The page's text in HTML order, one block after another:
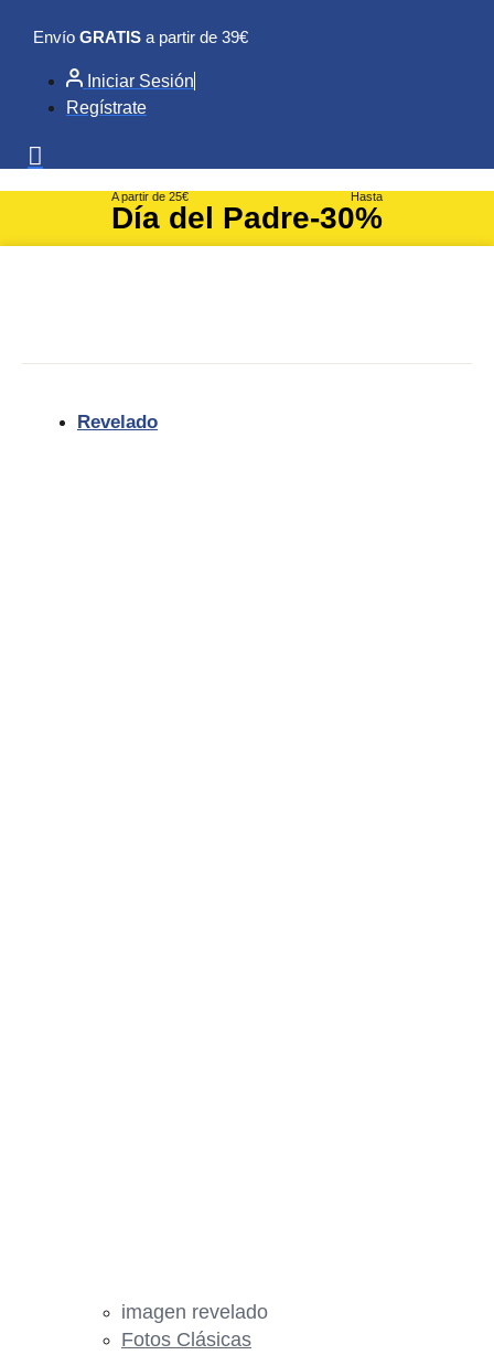
contenido
Envío GRATIS a partir de 39€
Iniciar Sesión
Regístrate
A partir de 25€
Día del Padre
Hasta
-30%
Revelado
imagen revelado
Fotos Clásicas